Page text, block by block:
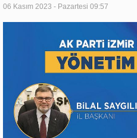
06 Kasım 2023 - Pazartesi 09:57